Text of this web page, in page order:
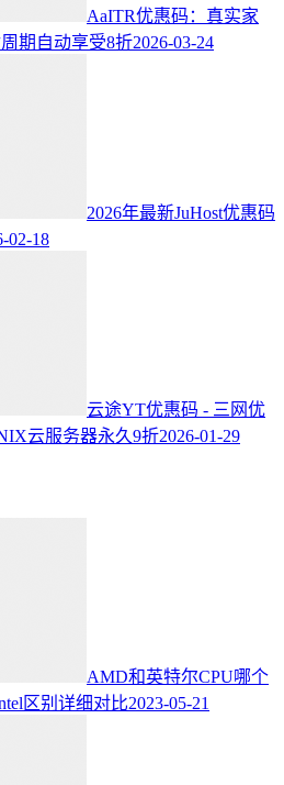
AaITR优惠码：真实家
期自动享受8折2026-03-24
2026年最新JuHost优惠码
02-18
云途YT优惠码 - 三网优
云服务器永久9折2026-01-29
AMD和英特尔CPU哪个
区别详细对比2023-05-21